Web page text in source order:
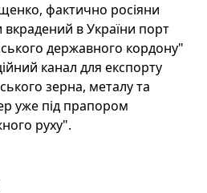
фактично росіяни
вкрадений в України порт
державного кордону"
канал для експорту
зерна, металу та
уже під прапором
руху".